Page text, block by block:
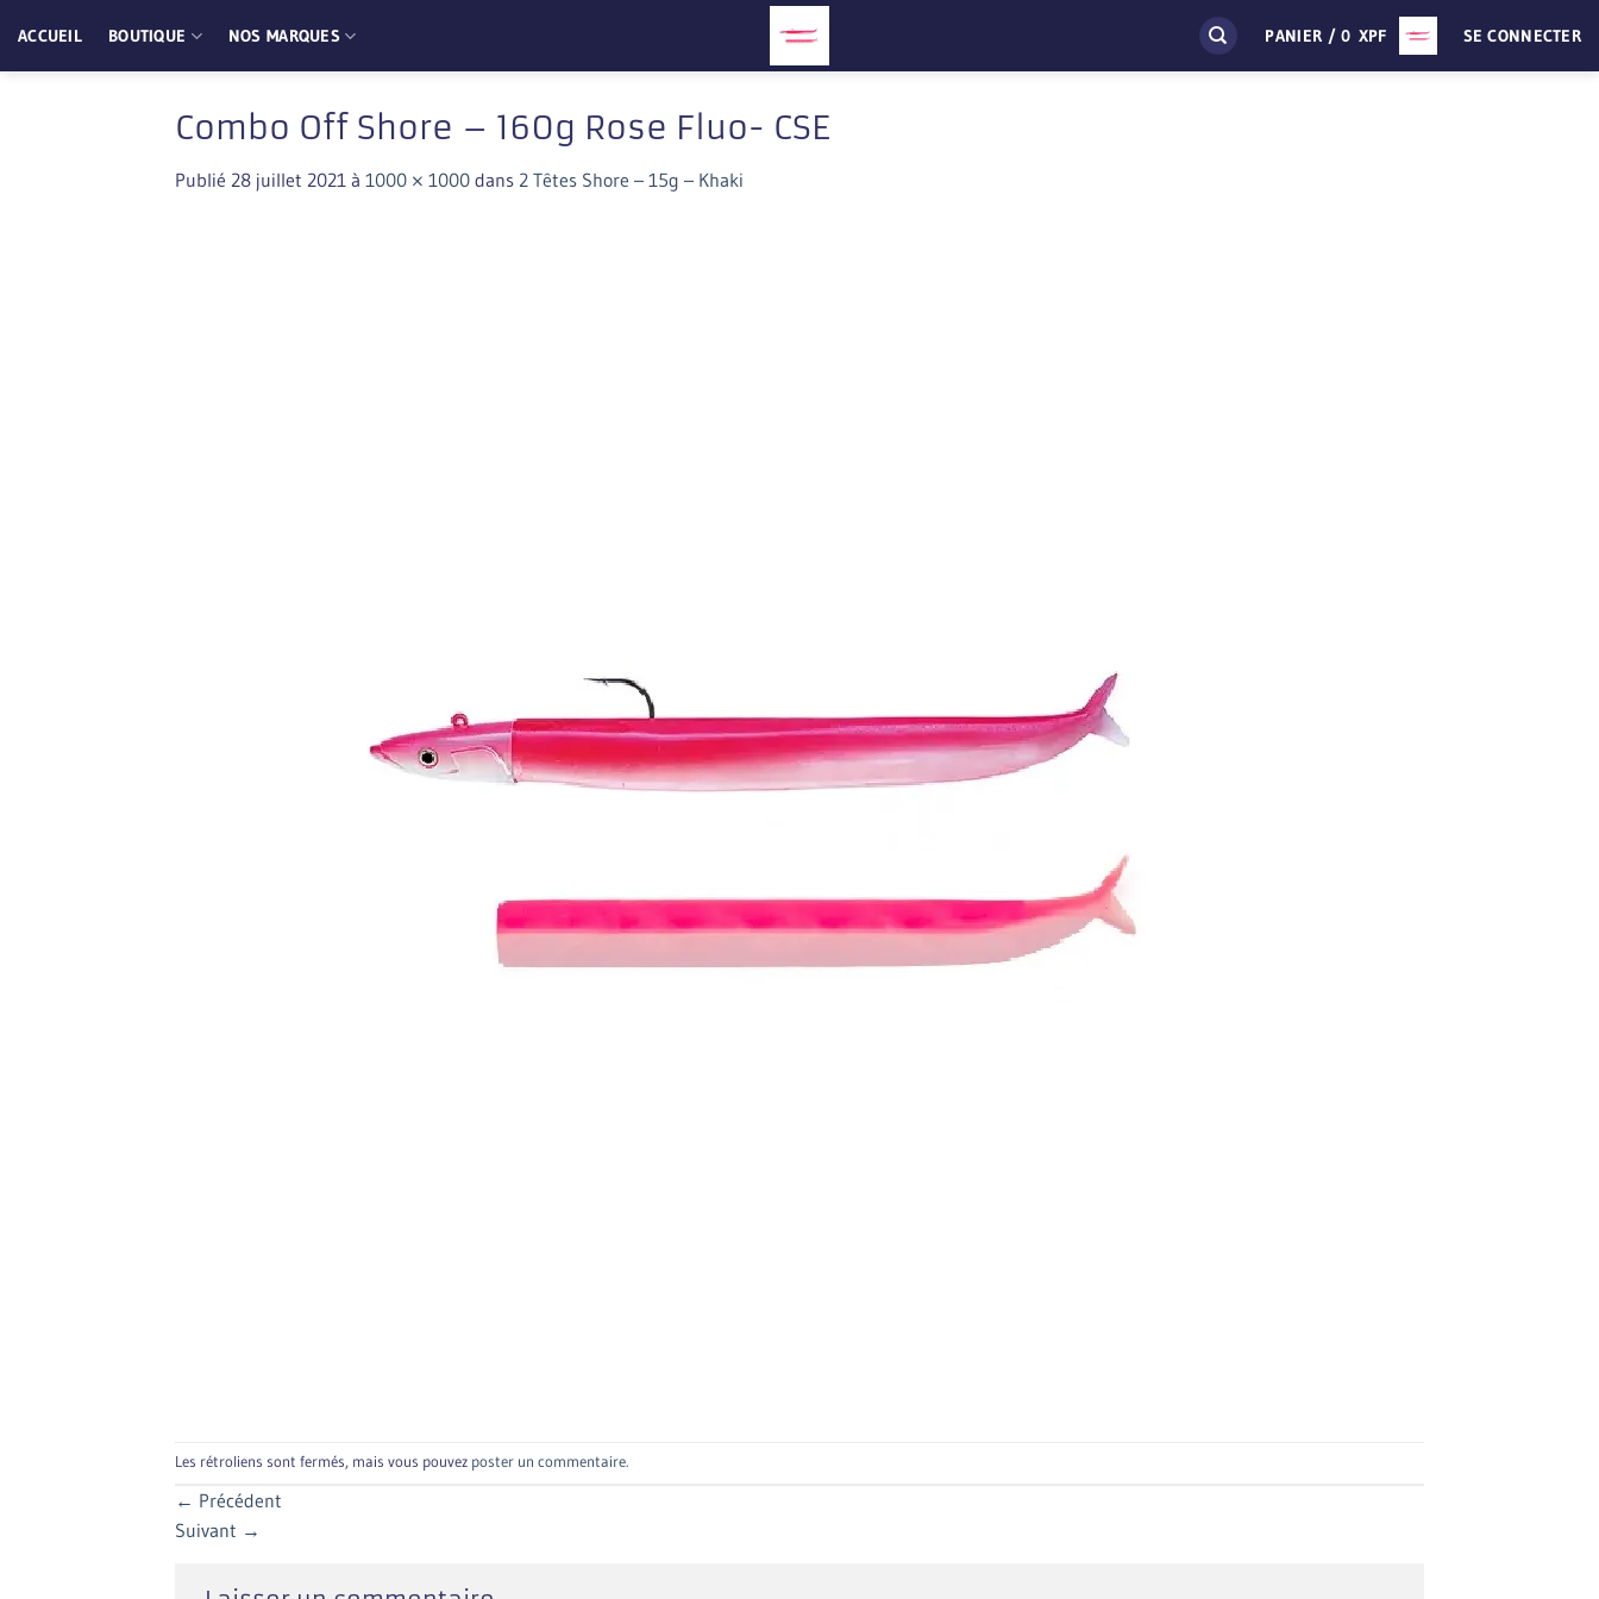
au
contenu
ACCUEIL BOUTIQUE NOS MARQUES PANIER /0 XPF SE CONNECTER
Combo Off Shore – 160g Rose Fluo- CSE
Publié 28 juillet 2021 à 1000 × 1000 dans 2 Têtes Shore – 15g – Khaki
Les rétroliens sont fermés, mais vous pouvez poster un commentaire.
← Précédent
Suivant →